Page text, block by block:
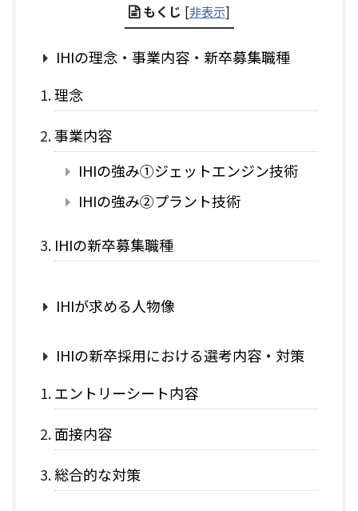
もくじ [非表示]
IHIの理念・事業内容・新卒募集職種
理念
事業内容
IHIの強み①ジェットエンジン技術
IHIの強み②プラント技術
IHIの新卒募集職種
IHIが求める人物像
IHIの新卒採用における選考内容・対策
エントリーシート内容
面接内容
総合的な対策